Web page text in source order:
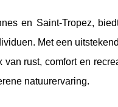
en Saint-Tropez,
Met een
rust, comfort en
natuurervaring.